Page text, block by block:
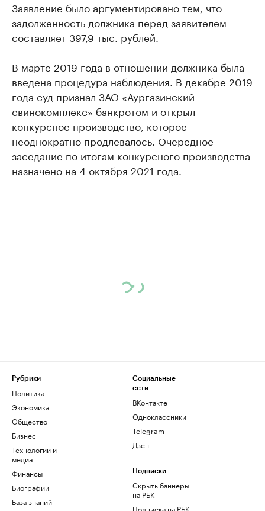
Заявление было аргументировано тем, что
задолженность должника перед заявителем
составляет 397,9 тыс. рублей.
В марте 2019 года в отношении должника была
введена процедура наблюдения. В декабре 2019
года суд признал ЗАО «Аургазинский
свинокомплекс» банкротом и открыл
конкурсное производство, которое
неоднократно продлевалось. Очередное
заседание по итогам конкурсного производства
назначено на 4 октября 2021 года.
Рубрики
Политика
Экономика
Общество
Бизнес
Технологии и
медиа
Финансы
Биографии
База знаний
Социальные
сети
ВКонтакте
Одноклассники
Telegram
Дзен
Подписки
Скрыть баннеры
на РБК
Подписка на РБК